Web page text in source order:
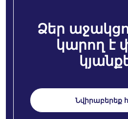
Ձեր
կարող է
Նվիրաբերեք